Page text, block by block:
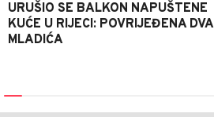
URUŠIO SE BALKON NAPUŠTENE
KUĆE U RIJECI: POVRIJEĐENA DVA
MLADIĆA